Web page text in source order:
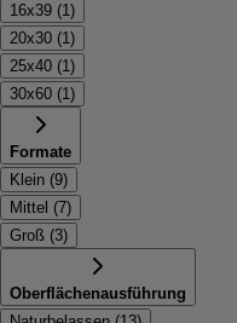
16x39 (1)
20x30 (1)
25x40 (1)
30x60 (1)
Formate
Klein (9)
Mittel (7)
Groß (3)
Oberflächenausführung